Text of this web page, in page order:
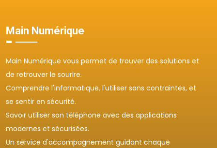
Main Numérique
Main Numérique vous permet de trouver des solutions et
de retrouver le sourire.
Comprendre l'informatique, l'utiliser sans contraintes, et
se sentir en sécurité.
Savoir utiliser son téléphone avec des applications
modernes et sécurisées.
Un service d'accompagnement guidant chaque